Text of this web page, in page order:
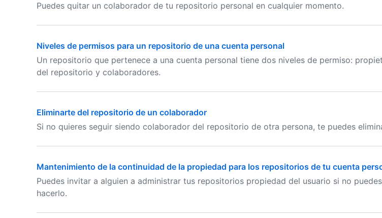
Puedes quitar un colaborador de tu repositorio personal en cualquier momento.
Niveles de permisos para un repositorio de una cuenta personal
Un repositorio que pertenece a una cuenta personal tiene dos niveles de permiso:
del repositorio y colaboradores.
Eliminarte del repositorio de un colaborador
Si no quieres seguir siendo colaborador del repositorio de otra persona, te puedes
Mantenimiento de la continuidad de la propiedad para los repositorios de tu cuenta
Puedes invitar a alguien a administrar tus repositorios propiedad del usuario si no puedes
hacerlo.